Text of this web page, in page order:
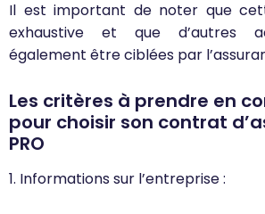
Il est important de noter que
exhaustive et que d’autres
également être ciblées par
Les critères à prendre en
pour choisir son contrat
PRO
1. Informations sur l’entreprise :